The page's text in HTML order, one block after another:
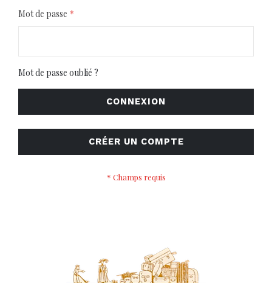
Mot de passe
Mot de passe oublié ?
CONNEXION
CRÉER UN COMPTE